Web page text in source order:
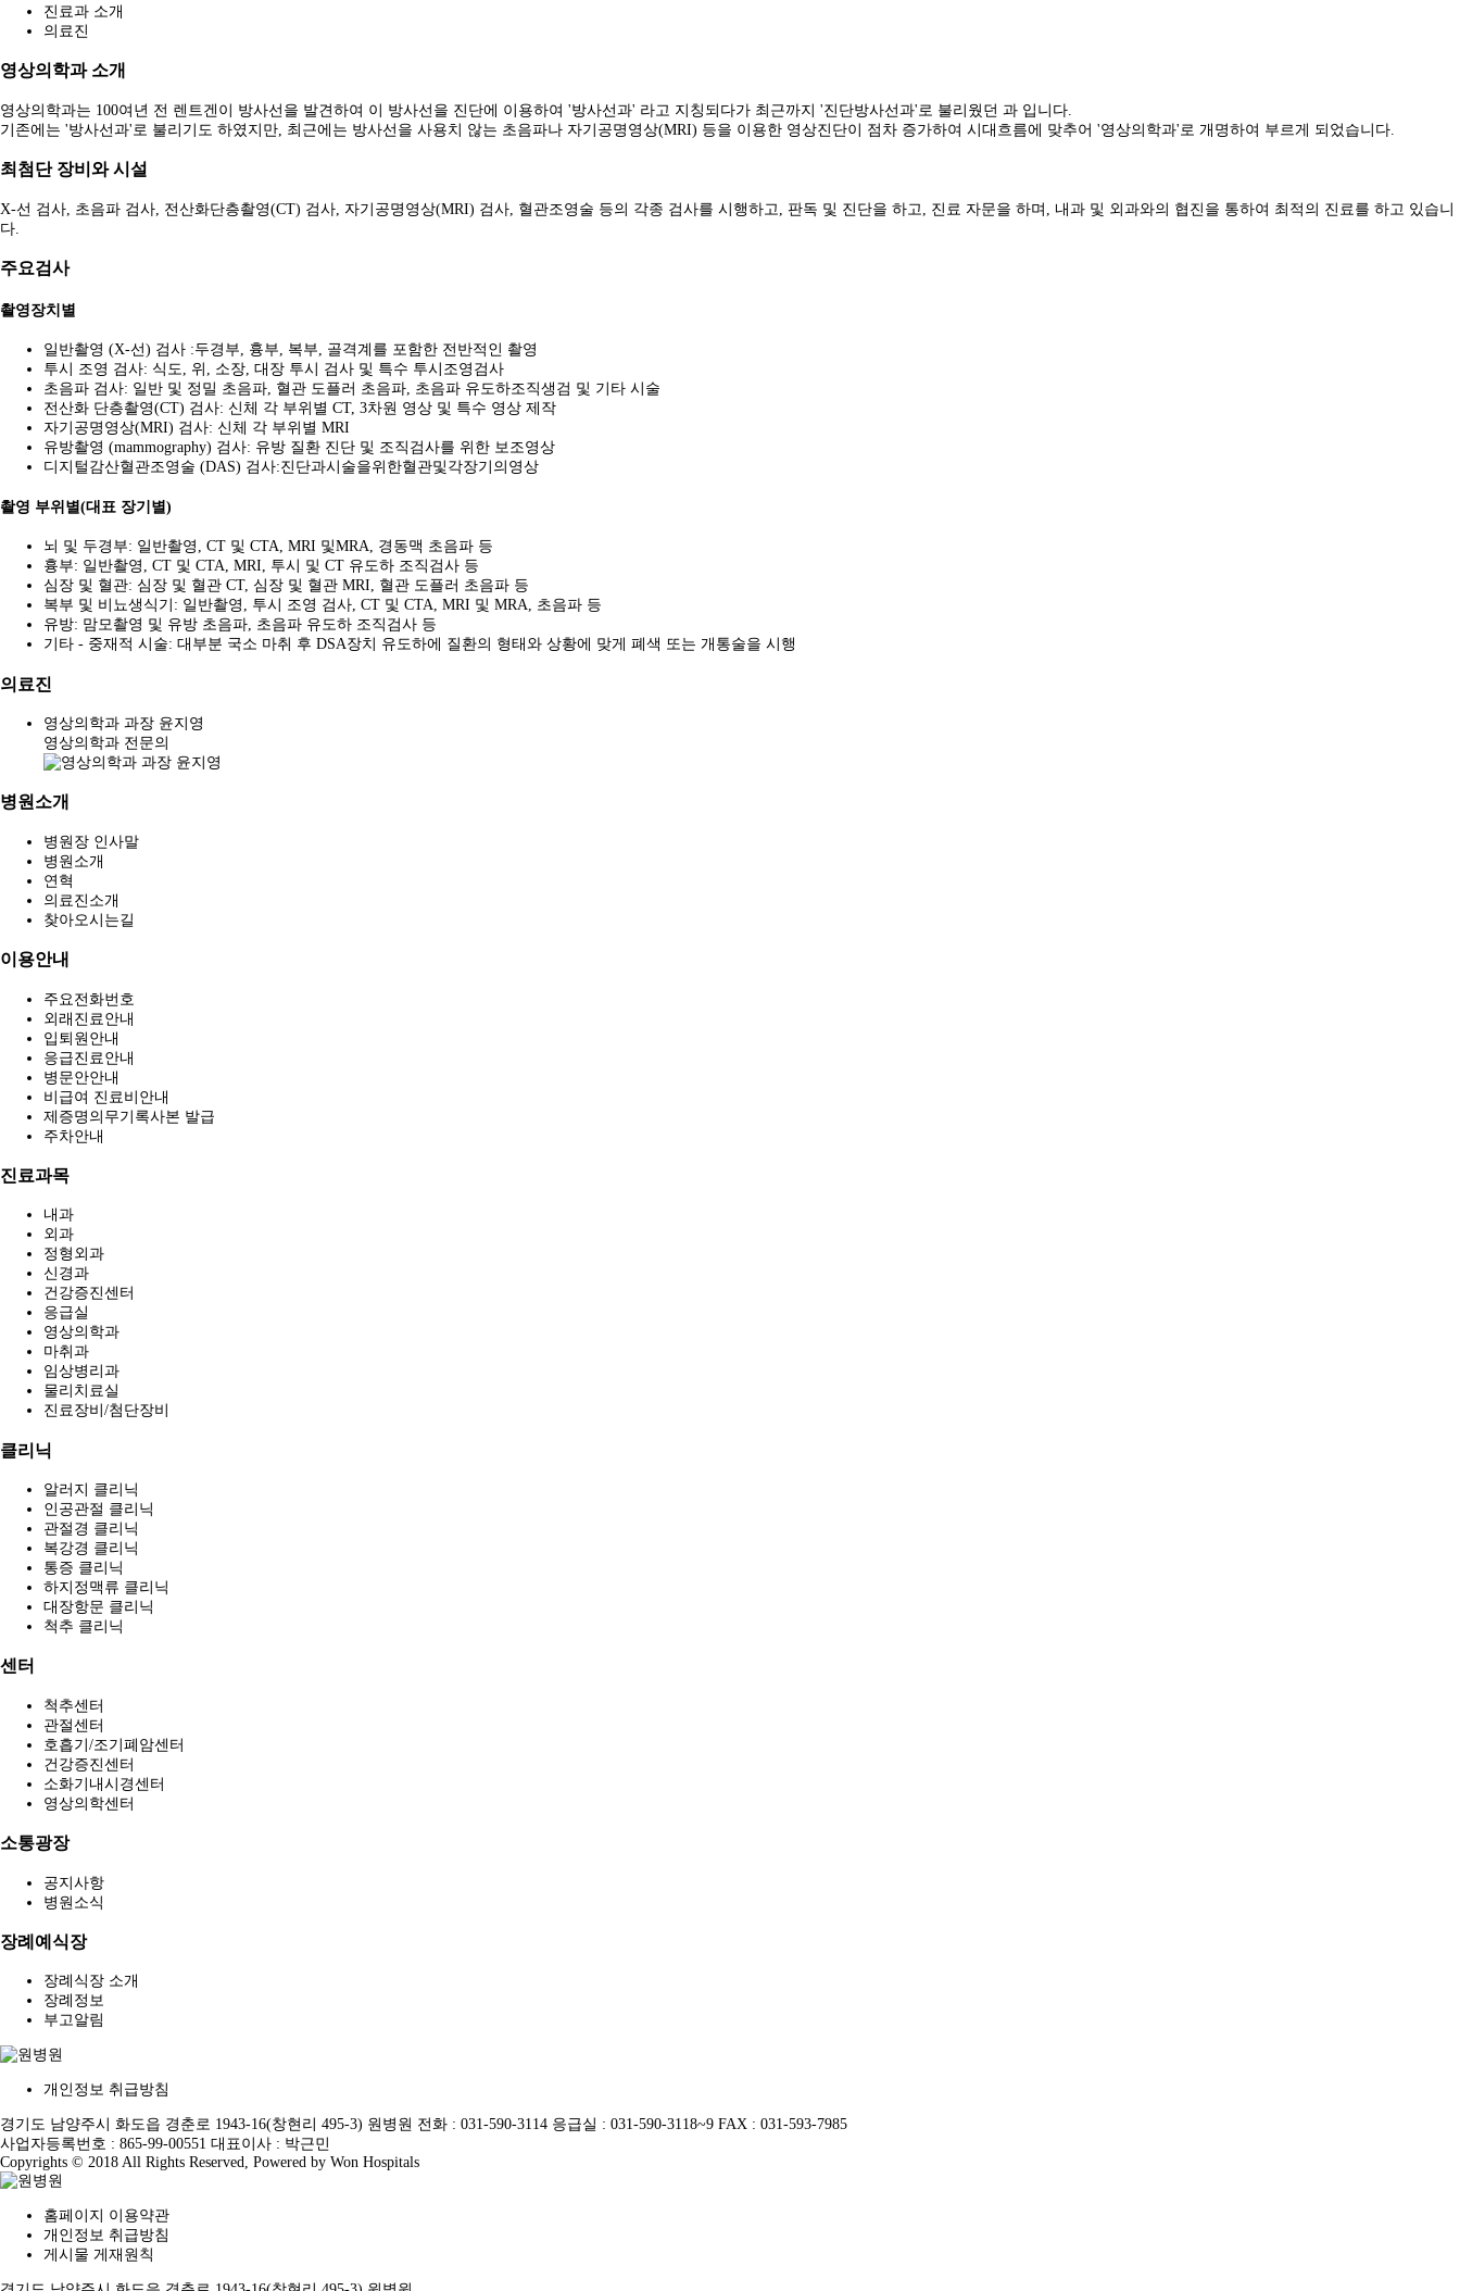
진료과 소개
의료진
영상의학과 소개
영상의학과는 100여년 전 렌트겐이 방사선을 발견하여 이 방사선을 진단에 이용하여 '방사선과' 라고 지칭되다가 최근까지 '진단방사선과'로 불리웠던 과 입니다.
기존에는 '방사선과'로 불리기도 하였지만, 최근에는 방사선을 사용치 않는 초음파나 자기공명영상(MRI) 등을 이용한 영상진단이 점차 증가하여 시대흐름에 맞추어 '영상의학과'로 개명하여 부르게 되었습니다.
최첨단 장비와 시설
X-선 검사, 초음파 검사, 전산화단층촬영(CT) 검사, 자기공명영상(MRI) 검사, 혈관조영술 등의 각종 검사를 시행하고, 판독 및 진단을 하고, 진료 자문을 하며, 내과 및 외과와의 협진을 통하여 최적의 진료를 하고 있습니
다.
주요검사
촬영장치별
일반촬영 (X-선) 검사 :두경부, 흉부, 복부, 골격계를 포함한 전반적인 촬영
투시 조영 검사: 식도, 위, 소장, 대장 투시 검사 및 특수 투시조영검사
초음파 검사: 일반 및 정밀 초음파, 혈관 도플러 초음파, 초음파 유도하조직생검 및 기타 시술
전산화 단층촬영(CT) 검사: 신체 각 부위별 CT, 3차원 영상 및 특수 영상 제작
자기공명영상(MRI) 검사: 신체 각 부위별 MRI
유방촬영 (mammography) 검사: 유방 질환 진단 및 조직검사를 위한 보조영상
디지털감산혈관조영술 (DAS) 검사:진단과시술을위한혈관및각장기의영상
촬영 부위별(대표 장기별)
뇌 및 두경부: 일반촬영, CT 및 CTA, MRI 및MRA, 경동맥 초음파 등
흉부: 일반촬영, CT 및 CTA, MRI, 투시 및 CT 유도하 조직검사 등
심장 및 혈관: 심장 및 혈관 CT, 심장 및 혈관 MRI, 혈관 도플러 초음파 등
복부 및 비뇨생식기: 일반촬영, 투시 조영 검사, CT 및 CTA, MRI 및 MRA, 초음파 등
유방: 맘모촬영 및 유방 초음파, 초음파 유도하 조직검사 등
기타 - 중재적 시술: 대부분 국소 마취 후 DSA장치 유도하에 질환의 형태와 상황에 맞게 폐색 또는 개통술을 시행
의료진
영상의학과 과장 윤지영
영상의학과 전문의
병원소개
병원장 인사말
병원소개
연혁
의료진소개
찾아오시는길
이용안내
주요전화번호
외래진료안내
입퇴원안내
응급진료안내
병문안안내
비급여 진료비안내
제증명의무기록사본 발급
주차안내
진료과목
내과
외과
정형외과
신경과
건강증진센터
응급실
영상의학과
마취과
임상병리과
물리치료실
진료장비/첨단장비
클리닉
알러지 클리닉
인공관절 클리닉
관절경 클리닉
복강경 클리닉
통증 클리닉
하지정맥류 클리닉
대장항문 클리닉
척추 클리닉
센터
척추센터
관절센터
호흡기/조기폐암센터
건강증진센터
소화기내시경센터
영상의학센터
소통광장
공지사항
병원소식
장례예식장
장례식장 소개
장례정보
부고알림
개인정보 취급방침
경기도 남양주시 화도읍 경춘로 1943-16(창현리 495-3) 원병원 전화 : 031-590-3114 응급실 : 031-590-3118~9 FAX : 031-593-7985
사업자등록번호 : 865-99-00551 대표이사 : 박근민
Copyrights © 2018 All Rights Reserved, Powered by Won Hospitals
홈페이지 이용약관
개인정보 취급방침
게시물 게재원칙